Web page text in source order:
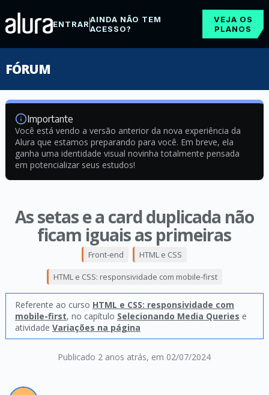
ENTRARAINDA NÃO TEM
ACESSO?
VEJA OS
PLANOS
FÓRUM
Importante
Você está vendo a versão anterior da nova experiência da
Alura que estamos preparando para você. Em breve, ela
ganha uma identidade visual novinha totalmente pensada
em potencializar seus estudos!
As setas e a card duplicada não
ficam iguais as primeiras
Publicado 2 anos atrás, em 02/07/2024
Front-end HTML e CSS
HTML e CSS: responsividade com mobile-first
Referente ao curso HTML e CSS: responsividade com
mobile-first, no capítulo Selecionando Media Queries e
atividade Variações na página